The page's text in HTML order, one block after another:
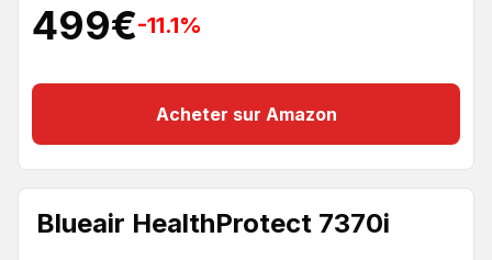
499€-11.1%
Acheter sur Amazon
Blueair HealthProtect 7370i